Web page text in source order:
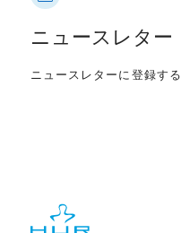
ニュースレター
ニュースレターに登録する